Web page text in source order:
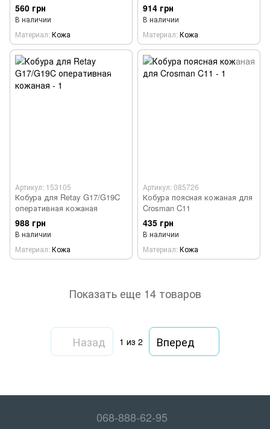
560 грн
В наличии
Материал Кожа
914 грн
В наличии
Материал Кожа
Артикул: 153105
Кобура для Retay G17/G19C
оперативная кожаная
988 грн
В наличии
Материал Кожа
Артикул: 085726
Кобура поясная кожаная для
Crosman C11
435 грн
В наличии
Материал Кожа
Показать еще 14 товаров
Назад 1 из 2 Вперед
068-888-62-95